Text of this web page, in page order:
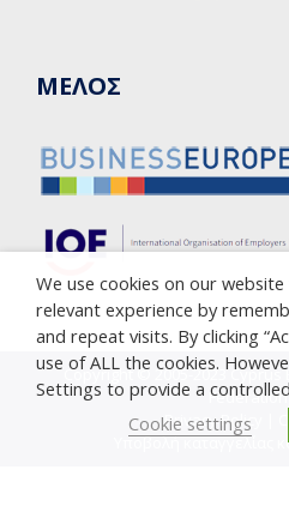
ΜΕΛΟΣ
Copyright © 2005-2023 Cyprus
Federation
Privacy Policy
Υποβολή καταγγελίας
We use cookies on our
relevant experience by
and repeat visits. By clicking
use of ALL the cookies.
Settings to provide a
Cookie settings